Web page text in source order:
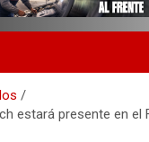
estará presente en el